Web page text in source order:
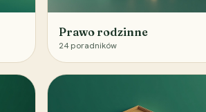
Prawo rodzinne
24 poradników